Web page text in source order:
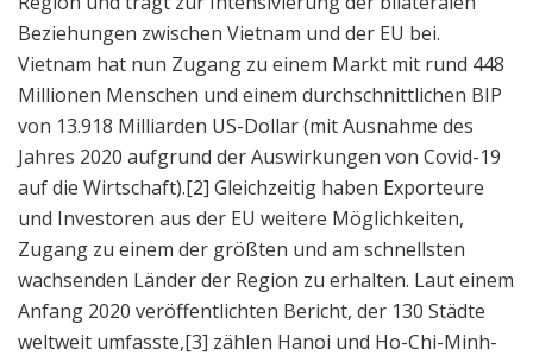
Beziehungen zwischen Vietnam und der EU bei.
Vietnam hat nun Zugang zu einem Markt mit rund 448
Millionen Menschen und einem durchschnittlichen BIP
von 13.918 Milliarden US-Dollar (mit Ausnahme des
Jahres 2020 aufgrund der Auswirkungen von Covid-19
auf die Wirtschaft).[2] Gleichzeitig haben Exporteure
und Investoren aus der EU weitere Möglichkeiten,
Zugang zu einem der größten und am schnellsten
wachsenden Länder der Region zu erhalten. Laut einem
Anfang 2020 veröffentlichten Bericht, der 130 Städte
weltweit umfasste,[3] zählen Hanoi und Ho-Chi-Minh-